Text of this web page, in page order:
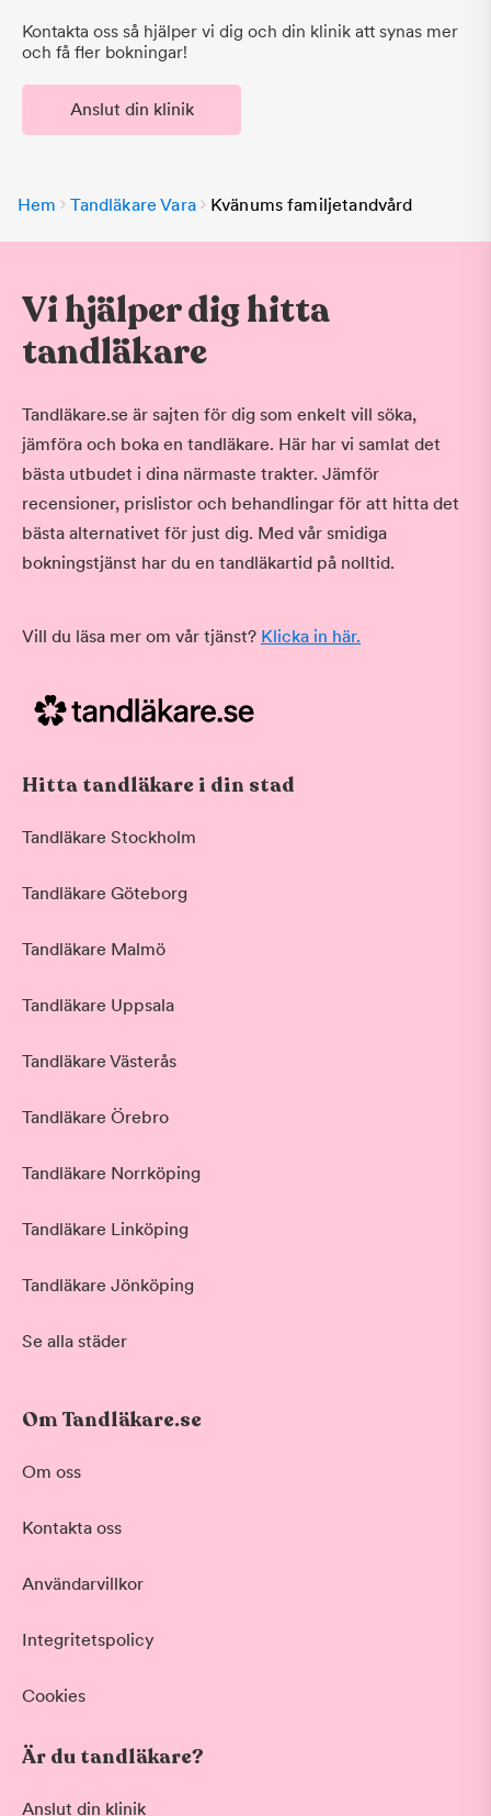
Kontakta oss så hjälper vi dig och din klinik att synas mer
och få fler bokningar!
Anslut din klinik
Hem Tandläkare Vara Kvänums familjetandvård
Vi hjälper dig hitta
tandläkare
Tandläkare.se är sajten för dig som enkelt vill söka,
jämföra och boka en tandläkare. Här har vi samlat det
bästa utbudet i dina närmaste trakter. Jämför
recensioner, prislistor och behandlingar för att hitta det
bästa alternativet för just dig. Med vår smidiga
bokningstjänst har du en tandläkartid på nolltid.
Vill du läsa mer om vår tjänst? Klicka in här.
Hitta tandläkare i din stad
Tandläkare Stockholm
Tandläkare Göteborg
Tandläkare Malmö
Tandläkare Uppsala
Tandläkare Västerås
Tandläkare Örebro
Tandläkare Norrköping
Tandläkare Linköping
Tandläkare Jönköping
Se alla städer
Om Tandläkare.se
Om oss
Kontakta oss
Användarvillkor
Integritetspolicy
Cookies
Är du tandläkare?
Anslut din klinik